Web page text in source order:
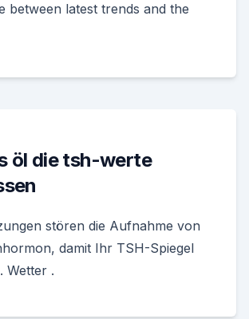
between latest trends and the
öl die tsh-werte
stören die Aufnahme von
damit Ihr TSH-Spiegel
Wetter .